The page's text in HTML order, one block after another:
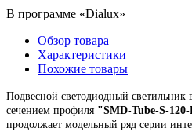
В программе «Dialux»
Обзор товара
Характеристики
Похожие товары
Подвесной светодиодный светильник
сечением профиля "SMD-Tube-S-
продолжает модельный ряд серии